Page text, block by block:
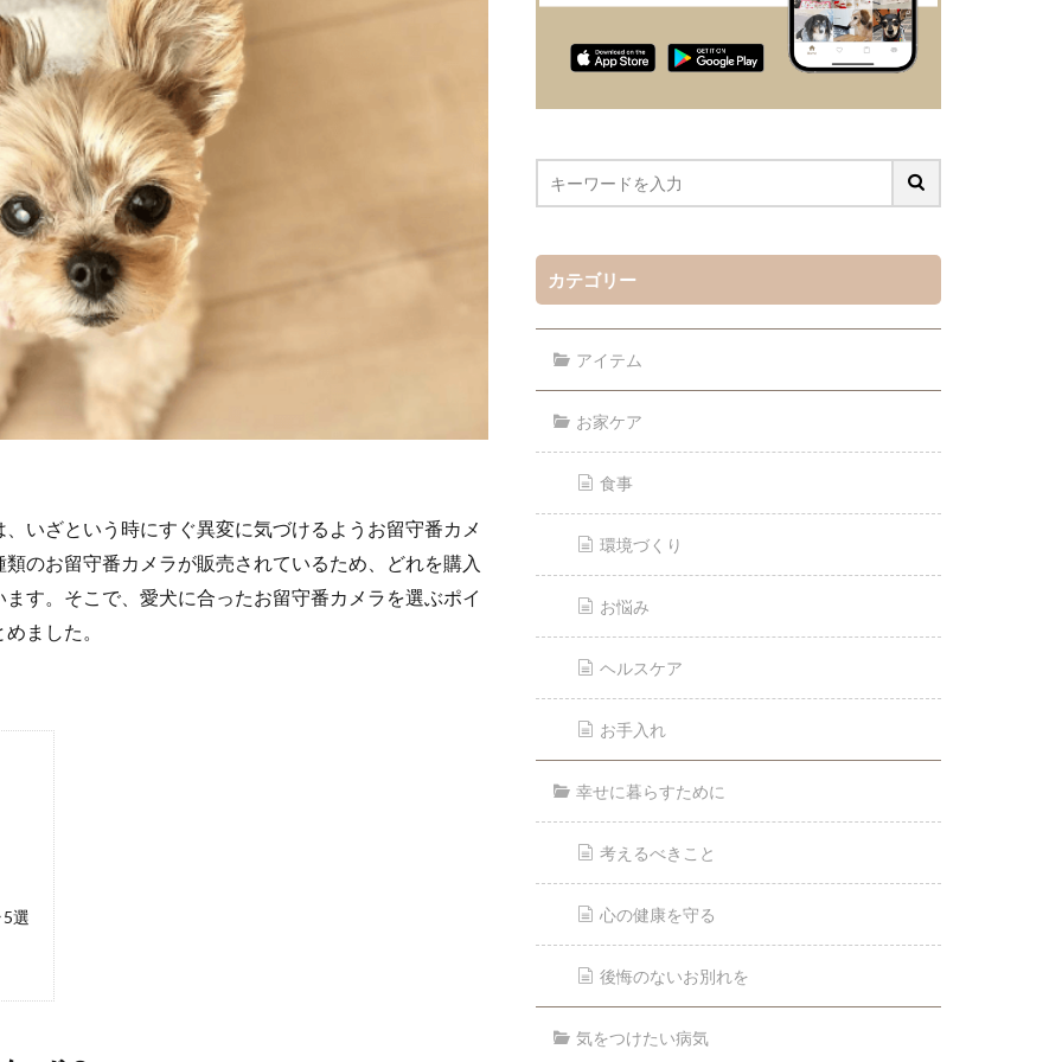
いざという時にすぐ異変に気づけるようお留守番カメ
のお留守番カメラが販売されているため、どれを購入
す。そこで、愛犬に合ったお留守番カメラを選ぶポイ
ました。
選
カテゴリー
アイテム
お家ケア
食事
環境づくり
お悩み
ヘルスケア
お手入れ
幸せに暮らすために
考えるべきこと
心の健康を守る
後悔のないお別れを
気をつけたい病気